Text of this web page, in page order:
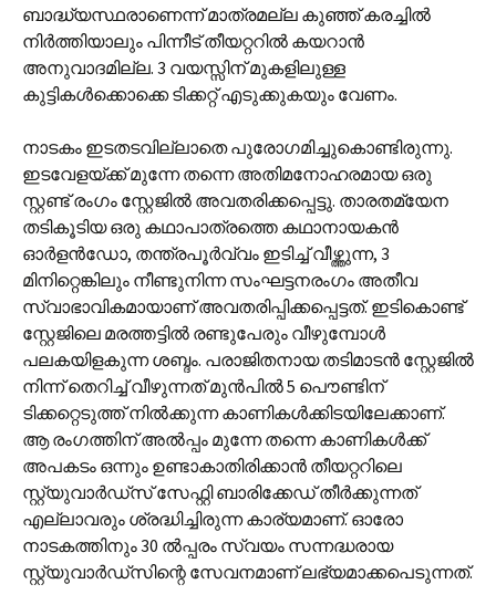
ബാദ്ധ്യസ്ഥരാണെന്ന് മാത്രമല്ല കുഞ്ഞ് കരച്ചില്‍
നിര്‍ത്തിയാലും പിന്നീട് തീയറ്ററില്‍ കയറാന്‍
അനുവാദമില്ല. 3 വയസ്സിന് മുകളിലുള്ള
കുട്ടികള്‍ക്കൊക്കെ ടിക്കറ്റ് എടുക്കുകയും വേണം.
നാടകം ഇടതടവില്ലാതെ പുരോഗമിച്ചുകൊണ്ടിരുന്നു.
ഇടവേളയ്ക്ക് മുന്നേ തന്നെ അതിമനോഹരമായ ഒരു
സ്റ്റണ്ട് രംഗം സ്റ്റേജില്‍ അവതരിക്കപ്പെട്ടു. താരതമ്യേന
തടികൂടിയ ഒരു കഥാപാത്രത്തെ കഥാനായകന്‍
ഓര്‍ളന്‍ഡോ, തന്ത്രപൂര്‍വ്വം ഇടിച്ച് വീഴ്ത്തുന്ന, 3
മിനിറ്റെങ്കിലും നീണ്ടുനിന്ന സംഘട്ടനരംഗം അതീവ
സ്വാഭാവികമായാണ് അവതരിപ്പിക്കപ്പെട്ടത്. ഇടികൊണ്ട്
സ്റ്റേജിലെ മരത്തട്ടില്‍ രണ്ടുപേരും വീഴുമ്പോള്‍
പലകയിളകുന്ന ശബ്ദം. പരാജിതനായ തടിമാടന്‍ സ്റ്റേജില്‍
നിന്ന് തെറിച്ച് വീഴുന്നത് മുന്‍പില്‍ 5 പൌണ്ടിന്
ടിക്കറ്റെടുത്ത് നില്‍ക്കുന്ന കാണികള്‍ക്കിടയിലേക്കാണ്.
ആ രംഗത്തിന് അല്‍പ്പം മുന്നേ തന്നെ കാണികള്‍ക്ക്
അപകടം ഒന്നും ഉണ്ടാകാതിരിക്കാന്‍ തീയറ്ററിലെ
സ്റ്റ്യുവാര്‍ഡ്സ് സേഫ്റ്റി ബാരിക്കേഡ് തീര്‍ക്കുന്നത്
എല്ലാവരും ശ്രദ്ധിച്ചിരുന്ന കാര്യമാണ്. ഓരോ
നാടകത്തിനും 30 ല്‍പ്പരം സ്വയം സന്നദ്ധരായ
സ്റ്റ്യുവാര്‍ഡ്സിന്റെ സേവനമാണ് ലഭ്യമാക്കപെടുന്നത്.